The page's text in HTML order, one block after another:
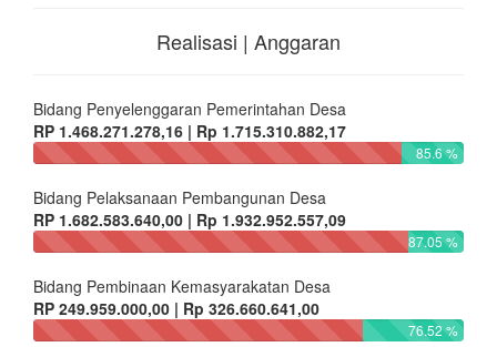
Realisasi | Anggaran
Bidang Penyelenggaran Pemerintahan Desa
RP 1.468.271.278,16 | Rp 1.715.310.882,17
85.6 %
Bidang Pelaksanaan Pembangunan Desa
RP 1.682.583.640,00 | Rp 1.932.952.557,09
87.05 %
Bidang Pembinaan Kemasyarakatan Desa
RP 249.959.000,00 | Rp 326.660.641,00
76.52 %